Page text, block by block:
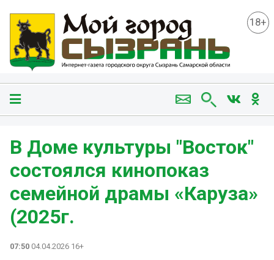
18+
В Доме культуры "Восток"
состоялся кинопоказ
семейной драмы «Каруза»
(2025г.
07:50 04.04.2026 16+